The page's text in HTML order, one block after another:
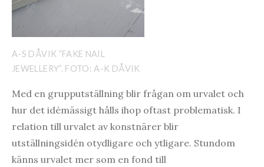
A-S DÅVIK ”FAKE NAIL
JEWELLERY”. FOTO: A-K DÅVIK
Med en grupputställning blir frågan om urvalet och
hur det idémässigt hålls ihop oftast problematisk. I
relation till urvalet av konstnärer blir
utställningsidén otydligare och ytligare. Stundom
känns urvalet mer som en fond till